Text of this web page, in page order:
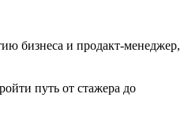
бизнеса и продакт-менеджер,
путь от стажера до